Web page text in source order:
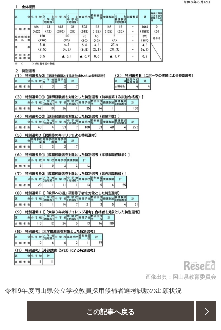
画像出典：岡山県教育委員会
令和9年度岡山県公立学校教員採用候補者選考試験の出願状況
この記事へ戻る